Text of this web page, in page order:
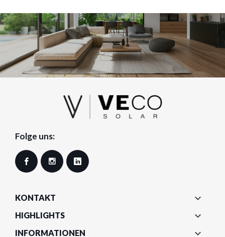
Folge uns:
Facebook Instagram
KONTAKT 
HIGHLIGHTS 
INFORMATIONEN 